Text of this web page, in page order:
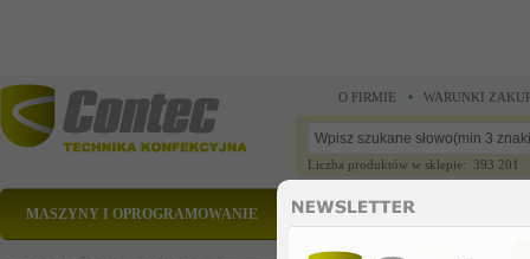
O FIRMIE WARUNKI
Liczba produktów w sklepie: 393 201
MASZYNY I OPROGRAMOWANIE CZĘŚCI ZAMIENNE